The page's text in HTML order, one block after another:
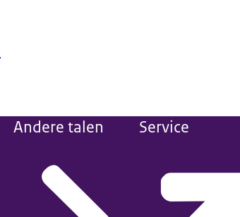
Andere talen Service